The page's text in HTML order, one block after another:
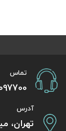
تماس
آدرس
تهران،